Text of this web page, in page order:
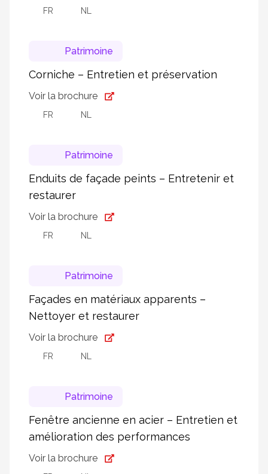
FR NL
Patrimoine
Corniche – Entretien et préservation
Voir la brochure
FR NL
Patrimoine
Enduits de façade peints – Entretenir et
restaurer
Voir la brochure
FR NL
Patrimoine
Façades en matériaux apparents –
Nettoyer et restaurer
Voir la brochure
FR NL
Patrimoine
Fenêtre ancienne en acier – Entretien et
amélioration des performances
Voir la brochure